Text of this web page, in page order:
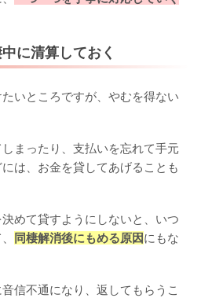
に清算しておく
いところですが、やむを得ない
まったり、支払いを忘れて手元
は、お金を貸してあげることも
めて貸すようにしないと、いつ
同棲解消後にもめる原因にもな
信不通になり、返してもらうこ